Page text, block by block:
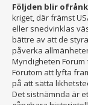
Följden blir
kriget, där främst
eller snedvinklas
bättre av att de
påverka
Myndigheten
Förutom att lyfta
på att sätta
Det sistnämnda är